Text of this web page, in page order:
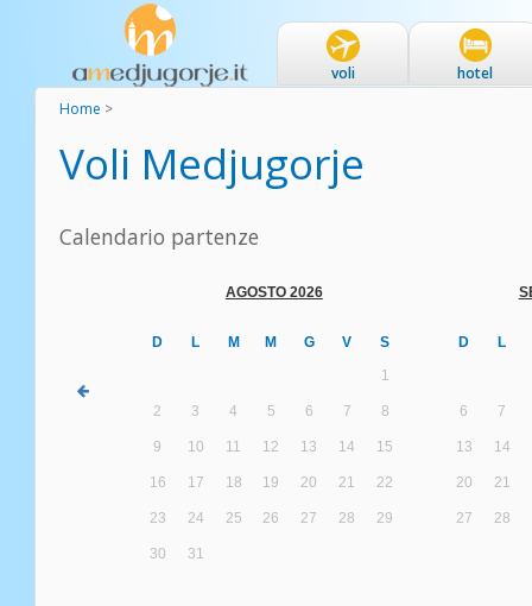
voli
hotel
Home >
Voli Medjugorje
Calendario partenze